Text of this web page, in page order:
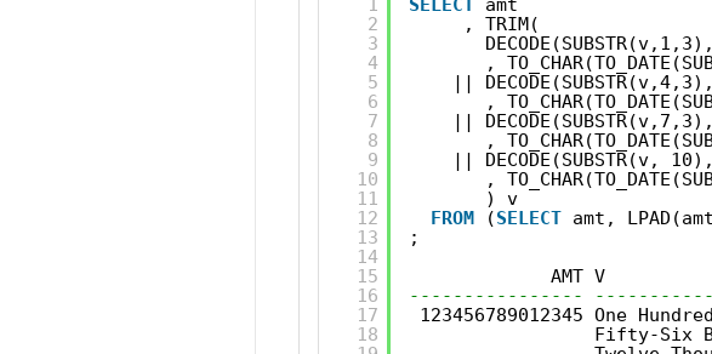
1
2
3
4
5
6
7
8
9
10
11
12
13
14
15
16
17
18
SELECT amt
, TRIM(
,
||
,
||
,
|| DECODE(SUBSTR(v,
,
) v
FROM
(SELECT amt,
;
AMT V
----------------
123456789012345 One
Fifty-Six